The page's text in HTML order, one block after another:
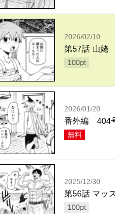
2026/02/10
第57話 山姥
100pt
2026/01/20
番外編 404
無料
2025/12/30
第56話 マッ
100pt